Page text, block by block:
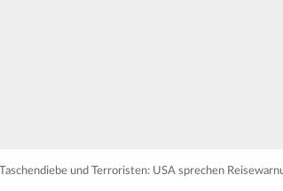
Taschendiebe und Terroristen: USA sprechen